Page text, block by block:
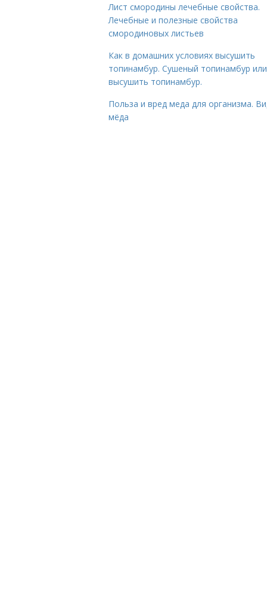
Лист смородины лечебные свойства.
Лечебные и полезные свойства
смородиновых листьев
Как в домашних условиях высушить
топинамбур. Сушеный топинамбур
высушить топинамбур.
Польза и вред меда для организма.
мёда